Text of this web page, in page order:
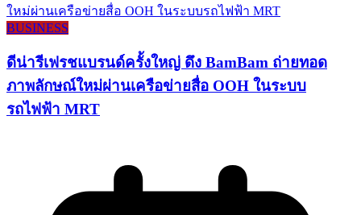
BUSINESS
ดีน่ารีเฟรชแบรนด์ครั้งใหญ่ ดึง BamBam ถ่ายทอด
ภาพลักษณ์ใหม่ผ่านเครือข่ายสื่อ OOH ในระบบ
รถไฟฟ้า MRT